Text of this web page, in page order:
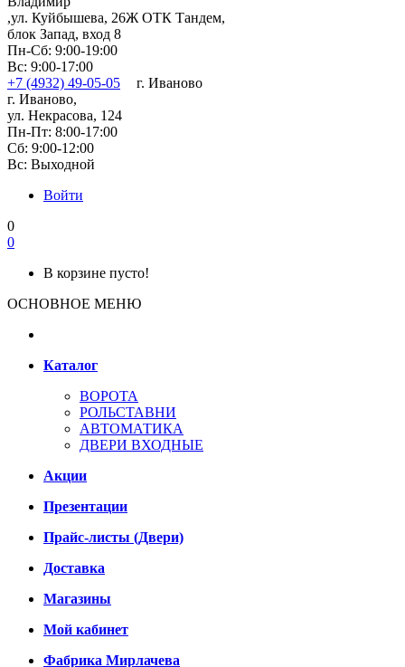
,ул. Куйбышева, 26Ж ОТК Тандем,
блок Запад, вход 8
Пн-Сб: 9:00-19:00
Вс: 9:00-17:00
+7 (4932) 49-05-05
г. Иваново
г. Иваново,
ул. Некрасова, 124
Пн-Пт: 8:00-17:00
Сб: 9:00-12:00
Вс: Выходной
Войти
0
0
В корзине пусто!
ОСНОВНОЕ МЕНЮ
Каталог
ВОРОТА
РОЛЬСТАВНИ
АВТОМАТИКА
ДВЕРИ ВХОДНЫЕ
Акции
Презентации
Прайс-листы (Двери)
Доставка
Магазины
Мой кабинет
Фабрика Мирлачева